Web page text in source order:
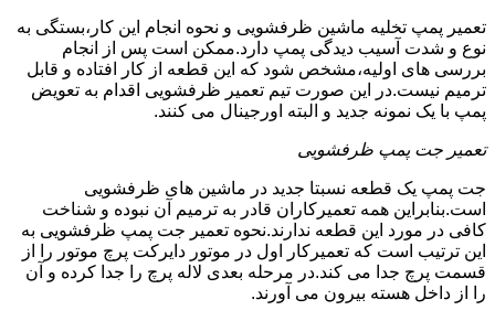
تعمیر پمپ تخلیه ماشین ظرفشویی و نحوه انجام این کار،بستگی به
نوع و شدت آسیب دیدگی پمپ دارد.ممکن است پس از انجام
بررسی های اولیه،مشخص شود که این قطعه از کار افتاده و قابل
ترمیم نیست.در این صورت تیم تعمیر ظرفشویی اقدام به تعویض
پمپ با یک نمونه جدید و البته اورجینال می کنند.
تعمیر جت پمپ ظرفشویی
جت پمپ یک قطعه نسبتا جدید در ماشین های ظرفشویی
است.بنابراین همه تعمیرکاران قادر به ترمیم آن نبوده و شناخت
کافی در مورد این قطعه ندارند.نحوه تعمیر جت پمپ ظرفشویی به
این ترتیب است که تعمیرکار اول در موتور دایرکت پرچ موتور را از
قسمت پرچ جدا می کند.در مرحله بعدی لاله پرچ را جدا کرده و آن
را از داخل هسته بیرون می آورند.